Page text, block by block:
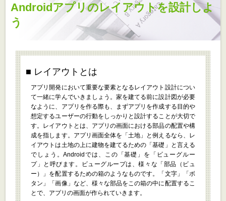
Androidアプリのレイアウトを設計しよ
う
レイアウトとは
アプリ開発において重要な要素となるレイアウト設計につい
て一緒に学んでいきましょう。家を建てる前に設計図が必要
なように、アプリを作る際も、まずアプリを作成する目的や
想定するユーザーの行動をしっかりと設計することが大切で
す。レイアウトとは、アプリの画面における部品の配置や構
成を指します。アプリ画面全体を「土地」と例えるなら、レ
イアウトは土地の上に建物を建てるための「基礎」と言える
でしょう。Androidでは、この「基礎」を「ビューグルー
プ」と呼びます。ビューグループは、様々な「部品（ビュ
ー）」を配置するための箱のようなものです。「文字」「ボ
タン」「画像」など、様々な部品をこの箱の中に配置するこ
とで、アプリの画面が作られていきます。